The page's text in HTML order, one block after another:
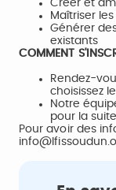
Créer et
Maîtriser
Générer
existants
COMMENT
Rendez-
choisissez
Notre
pour la
Pour avoir des